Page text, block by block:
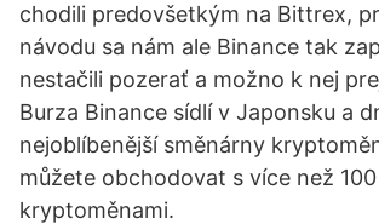
chodili predovšetkým na Bittrex,
návodu sa nám ale Binance tak
nestačili pozerať a možno k nej
Burza Binance sídlí v Japonsku a
nejoblíbenější směnárny
můžete obchodovat s více než 100
kryptoměnami.